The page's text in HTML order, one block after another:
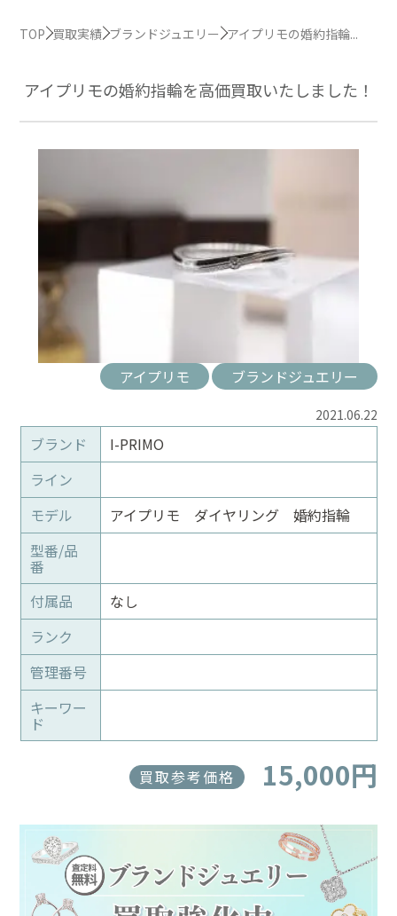
TOP 買取実績 ブランドジュエリー アイプリモの婚約指輪...
アイプリモの婚約指輪を高価買取いたしました！
アイプリモ ブランドジュエリー
2021.06.22
ブランド
I-PRIMO
ライン
モデル
アイプリモ ダイヤリング 婚約指輪
型番/品
番
付属品
なし
ランク
管理番号
キーワー
ド
買取参考価格 15,000円